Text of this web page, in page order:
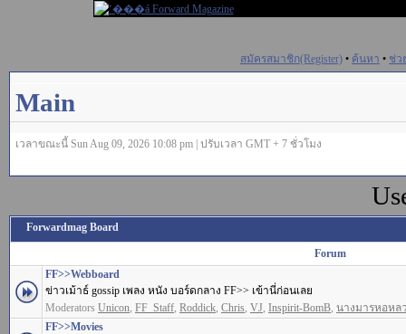
สมัครสมาชิก(Register) • ค้นหา • ช่ว
Main
เวลาขณะนี้ Sun Aug 09, 2026 10:08 pm | ปรับเวลา GMT + 7 ชั่วโมง
Forwardmag Board
Forum
FF>>Webboard
ข่าวเม้าธ์ gossip เพลง หนัง บอร์ดกลาง FF>> เข้านี่ก่อนเลย
Moderators Unicon, FF_Staff, Roddick, Chris, VJ, Inspirit-BomB, นางมารหอหล
FF>>Movies